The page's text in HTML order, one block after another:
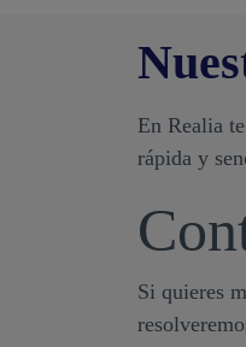
En Realia
rápida y
Si quieres